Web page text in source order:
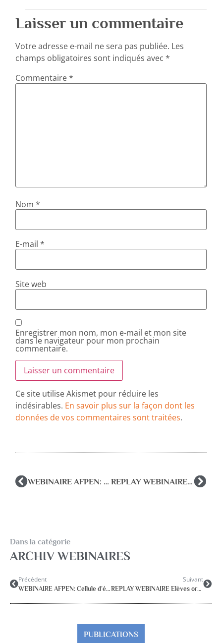
Laisser un commentaire
Votre adresse e-mail ne sera pas publiée. Les
champs obligatoires sont indiqués avec*
Commentaire*
Nom*
E-mail*
Site web
Enregistrer mon nom, mon e-mail et mon site
dans le navigateur pour mon prochain
commentaire.
Ce site utilise Akismet pour réduire les
indésirables. En savoir plus sur la façon dont les
données de vos commentaires sont traitées.
WEBINAIRE AFPEN: Cellule d’écoute et d’accompagnement (Réservé aux adhérents; Inscription obligatoire) REPLAY WEBINAIRE Elèves orphelins- quelles perspectives d’accompagnement ? Rôle et place pour le psychologue de l’éducation nationale
Dans la catégorie
ARCHIV WEBINAIRES
Précédent
WEBINAIRE AFPEN: Cellule d’écoute et d’accompagnement (Réservé aux adhérents; Inscription obligatoire)
Suivant
REPLAY WEBINAIRE Elèves orphelins- quelles perspectives d’accompagnement ? Rôle et place pour le psychologue de l’éducation nationale
PUBLICATIONS